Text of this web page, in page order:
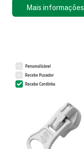
Mais informações